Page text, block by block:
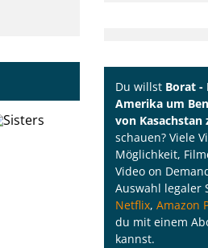
Du willst Borat -
Amerika um
von Kasachstan
schauen? Viele
Möglichkeit,
Video on
Auswahl legaler
Netflix, Amazon
du mit einem
kannst.